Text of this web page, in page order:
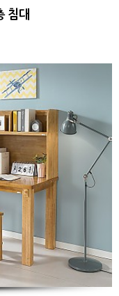
침대